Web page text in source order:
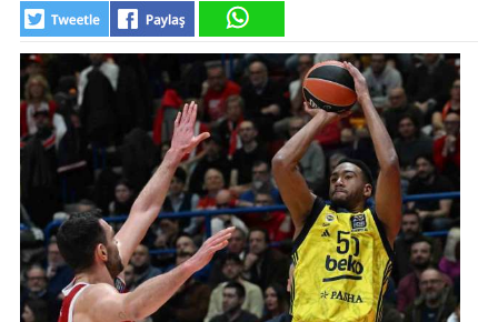
SAMSUNSPOR
GÜNDEM
SİYASET
EKONOMİ
DÜNYA
MAGAZİN
GALERİ